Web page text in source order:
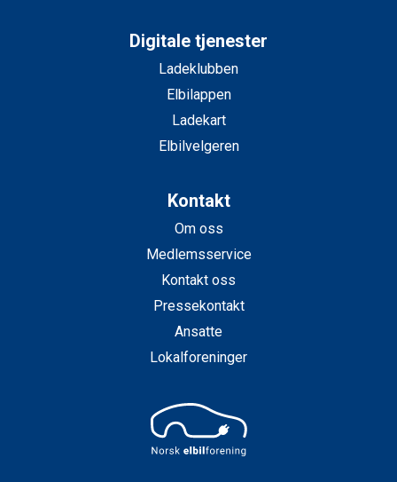
Digitale tjenester
Ladeklubben
Elbilappen
Ladekart
Elbilvelgeren
Kontakt
Om oss
Medlemsservice
Kontakt oss
Pressekontakt
Ansatte
Lokalforeninger